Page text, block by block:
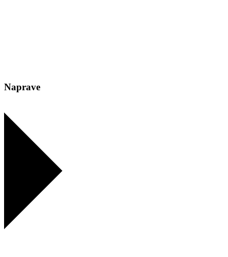
Naprave